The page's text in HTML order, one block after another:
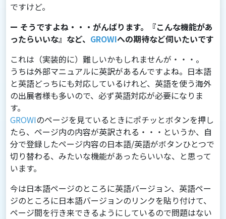
ですけど。
ー そうですよね・・・がんばります。『こんな機能があ
ったらいいな』など、 GROWIへの期待など伺いたいです
これは（実装的に）難しいかもしれませんが・・・。
うちは外部マニュアルに英訳があるんですよね。⽇本語
と英語どっちにも対応しているけれど、英語を使う海外
の出展者様も多いので、必ず英語対応が必要になりま
す。
GROWIのページを⾒ているときにポチッとボタンを押し
たら、ページ内の内容が英訳される・・・というか、⾃
分で登録したページ内容の⽇本語/英語がボタンひとつで
切り替わる、みたいな機能があったらいいな、と思って
います。
今は⽇本語ページのところに英語バージョン、英語ペー
ジのところに⽇本語バージョンのリンクを貼り付けて、
ページ間を⾏き来できるようにしているので問題はない